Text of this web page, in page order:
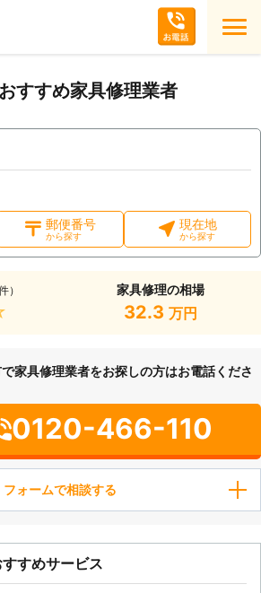
すすめ家具修理業者
郵便番号
から探す
現在地
から探す
） 家具修理の相場
32.3 万円
家具修理業者をお探しの方はお電話くださ
0120-466-110
フォームで相談する
すめサービス